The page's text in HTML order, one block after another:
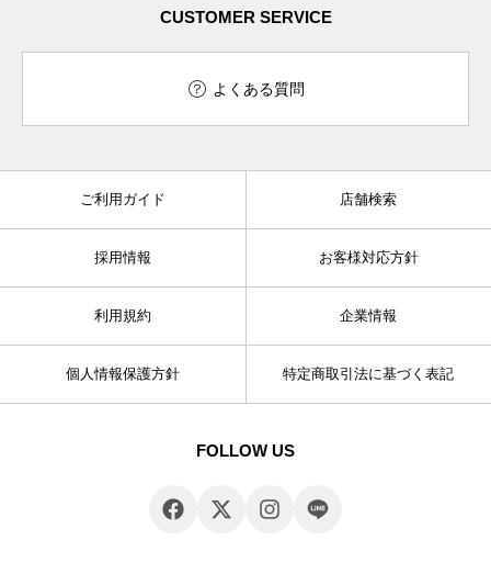
CUSTOMER SERVICE
よくある質問
ご利用ガイド 店舗検索
採用情報 お客様対応方針
利用規約 企業情報
個人情報保護方針 特定商取引法に基づく表記
FOLLOW US